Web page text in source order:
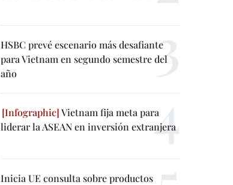
HSBC prevé escenario más desafiante
para Vietnam en segundo semestre del
año
Vietnam fija meta para
liderar la ASEAN en inversión extranjera
Inicia UE consulta sobre productos